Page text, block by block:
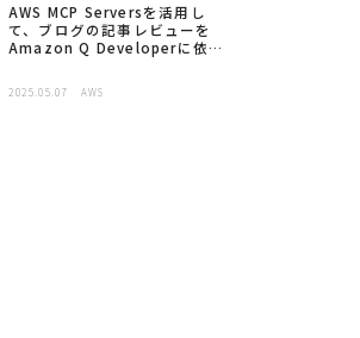
AWS MCP Serversを活用し
て、ブログの記事レビューを
Amazon Q Developerに依頼
2025.05.07 AWS